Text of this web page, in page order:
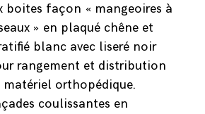
boites façon « mangeoires à
» en plaqué chêne et
blanc avec liseré noir
rangement et distribution
matériel orthopédique.
coulissantes en